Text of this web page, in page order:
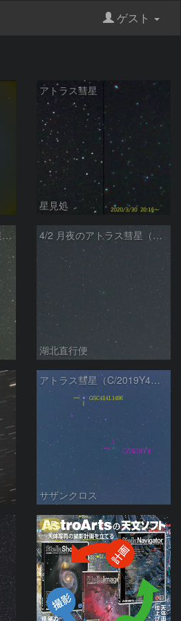
ゲスト
アトラス彗星
星見処
4月3日未明のアトラス彗星（C/2019 Y4）とNGC2403 4/2 月夜のアトラス彗星（C/2019 Y4）
湖北直行便
アトラス彗星（C/2019Y4）3月20日 300mm
サザンクロス
PR